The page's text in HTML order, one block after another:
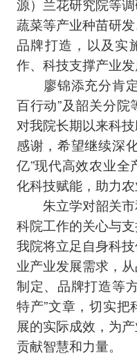
源）兰花研究院等
蔬菜等产业种苗研
品牌打造，以及实
作、科技支撑产业发
廖锦添充分肯定
百行动”及韶关分院
对我院长期以来科
感谢，希望继续深
亿”现代高效农业
化科技赋能，助力农
朱立学对韶关市
科院工作的关心与
我院将立足自身科
业产业发展需求，
制定、品牌打造等
特产”文章，切实
展的实际成效，为
贡献智慧和力量。